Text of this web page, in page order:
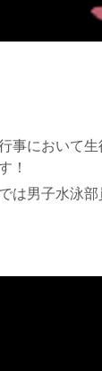
事において
！
は男子水泳部